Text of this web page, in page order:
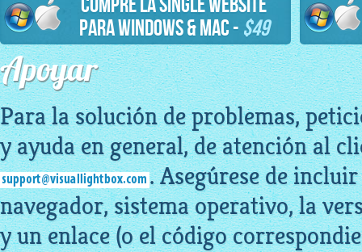
para Windows & Mac - $49
Apoyar
Para la solución de problemas,
y ayuda en general, de atención al
. Asegúrese de
navegador, sistema operativo, la
y un enlace (o el código